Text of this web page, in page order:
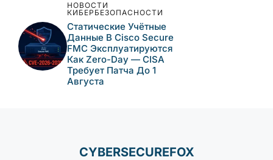
НОВОСТИ
КИБЕРБЕЗОПАСНОСТИ
Статические Учётные
Данные В Cisco Secure
FMC Эксплуатируются
Как Zero-Day — CISA
Требует Патча До 1
Августа
CYBERSECUREFOX